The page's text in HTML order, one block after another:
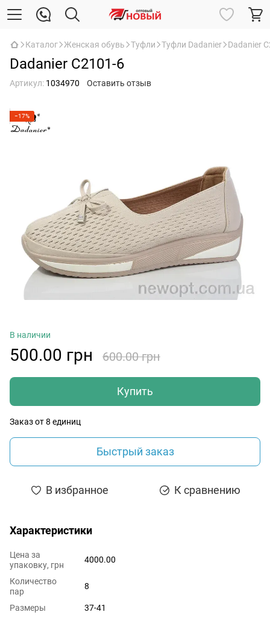
Каталог Женская обувь Туфли Туфли Dadanier Dadanier
Dadanier C2101-6
Артикул: 1034970 Оставить отзыв
−17%
В наличии
500.00 грн 600.00 грн
Купить
Заказ от 8 единиц
Быстрый заказ
В избранное К сравнению
Характеристики
Цена за
упаковку, грн
4000.00
Количество
пар
8
Размеры
37-41